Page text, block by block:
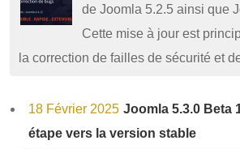
de Joomla 5.2.5 ainsi que
Cette mise à jour est
la correction de failles de sécurité et
18 Février 2025 Joomla 5.3.0 Beta
étape vers la version stable